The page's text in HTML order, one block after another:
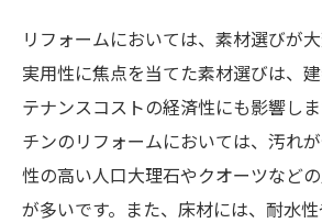
リフォームにおいては、素材選びが
実用性に焦点を当てた素材選びは、
テナンスコストの経済性にも影響し
チンのリフォームにおいては、汚れ
性の高い人口大理石やクオーツなど
が多いです。また、床材には、耐水